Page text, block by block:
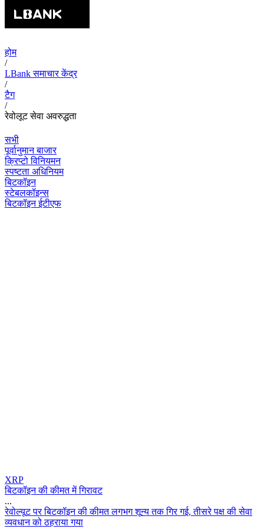
होम
/
LBank समाचार केंद्र
/
टैग
/
रेवोलूट सेवा अवरुद्धता
सभी
पूर्वानुमान बाजार
क्रिप्टो विनियमन
स्पष्टता अधिनियम
बिटकॉइन
स्टेबलकॉइन्स
बिटकॉइन ईटीएफ
XRP
बिटकॉइन की कीमत में गिरावट
...
रवलयट पर बटकइन क कमत लगभग शनय तक गर गई, तसर पक क सव
वयवधन क ठहरय गय